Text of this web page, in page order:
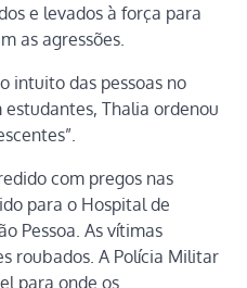
e levados à força para
as agressões.
intuito das pessoas no
Thalia ordenou
com pregos nas
para o Hospital de
Pessoa. As vítimas
roubados. A Polícia Militar
para onde os